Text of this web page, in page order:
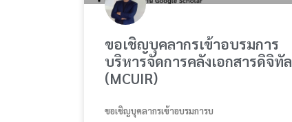
ขอเชิญบุคลากรเข้าอบรมการ
บริหารจัดการคลังเอกสารดิจิทัล
(MCUIR)
ขอเชิญบุคลากรเข้าอบรมการบ